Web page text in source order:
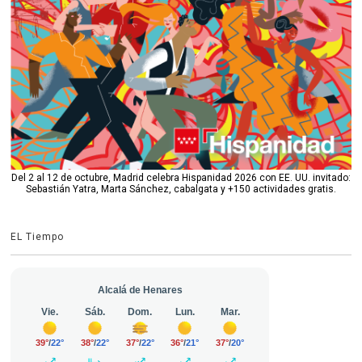
Del 2 al 12 de octubre, Madrid celebra Hispanidad 2026 con EE. UU. invitado:
Sebastián Yatra, Marta Sánchez, cabalgata y +150 actividades gratis.
EL Tiempo